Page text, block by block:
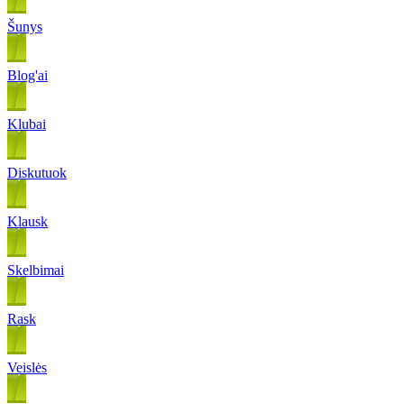
Šunys
Blog'ai
Klubai
Diskutuok
Klausk
Skelbimai
Rask
Veislės